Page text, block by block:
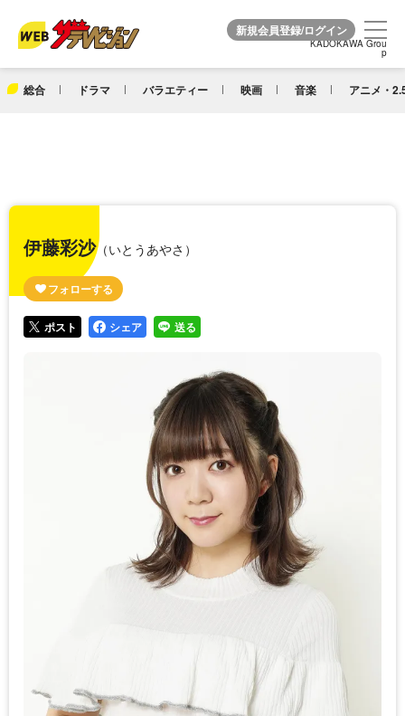
KADOKAWA Grou
p
総合 ドラマ バラエティー 映画 音楽 アニメ・
KADOKAWA Grou
p
伊藤彩沙（いとうあやさ）
ポスト シェア 送る